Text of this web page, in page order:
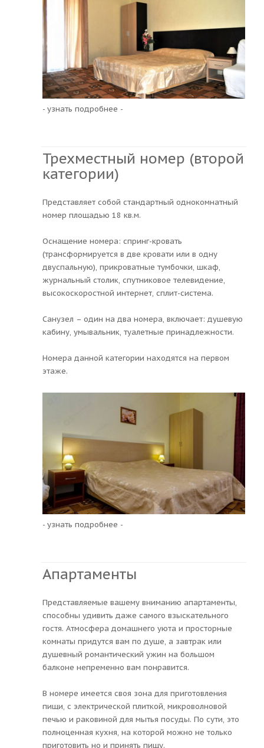
- узнать подробнее -
Трехместный номер (второй
категории)
Представляет собой стандартный однокомнатный
номер площадью 18 кв.м.
Оснащение номера: спринг-кровать
(трансформируется в две кровати или в одну
двуспальную), прикроватные тумбочки, шкаф,
журнальный столик, спутниковое телевидение,
высокоскоростной интернет, сплит-система.
Санузел – один на два номера, включает: душевую
кабину, умывальник, туалетные принадлежности.
Номера данной категории находятся на первом
этаже.
- узнать подробнее -
Апартаменты
Представляемые вашему вниманию апартаменты,
способны удивить даже самого взыскательного
гостя. Атмосфера домашнего уюта и просторные
комнаты придутся вам по душе, а завтрак или
душевный романтический ужин на большом
балконе непременно вам понравится.
В номере имеется своя зона для приготовления
пищи, с электрической плиткой, микроволновой
печью и раковиной для мытья посуды. По сути, это
полноценная кухня, на которой можно не только
приготовить но и принять пищу.